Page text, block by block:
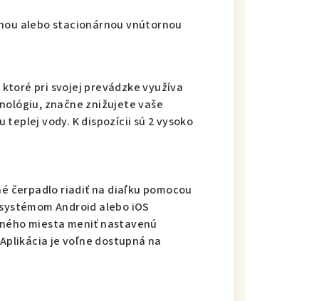
alebo stacionárnou vnútornou
ktoré pri svojej prevádzke využíva
značne znižujete vaše
vody. K dispozícii sú 2 vysoko
čerpadlo riadiť na diaľku pomocou
Android alebo iOS
miesta meniť nastavenú
je voľne dostupná na